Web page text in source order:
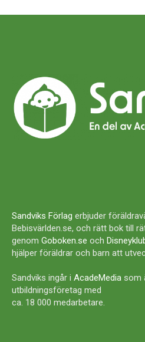
Sandviks Förlag erbjuder
Bebisvärlden.se, och rätt bok till
genom Goboken.se och
hjälper föräldrar och barn att
Sandviks ingår i AcadeMedia som
utbildningsföretag med
ca. 18 000 medarbetare.